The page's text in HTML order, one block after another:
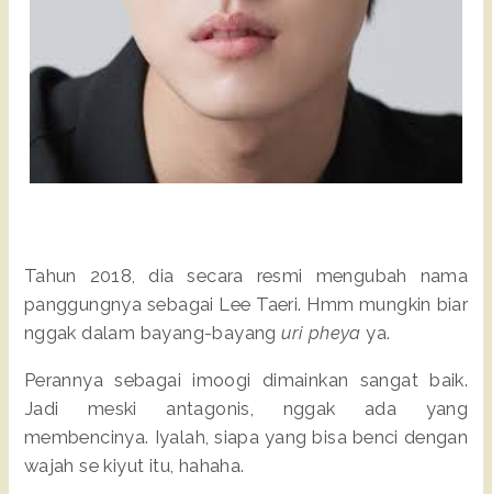
Tahun 2018, dia secara resmi mengubah nama
panggungnya sebagai Lee Taeri. Hmm mungkin biar
nggak dalam bayang-bayanguri pheya ya.
Perannya sebagai imoogi dimainkan sangat baik.
Jadi meski antagonis, nggak ada yang
membencinya. Iyalah, siapa yang bisa benci dengan
wajah se kiyut itu, hahaha.